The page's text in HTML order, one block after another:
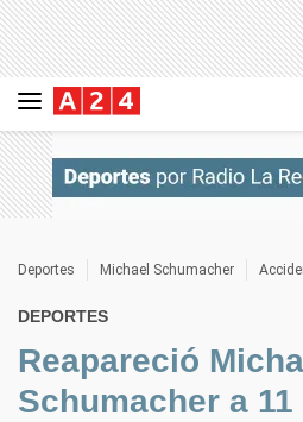
Deportes Michael Schumacher
DEPORTES
Reapareció
Schumacher a